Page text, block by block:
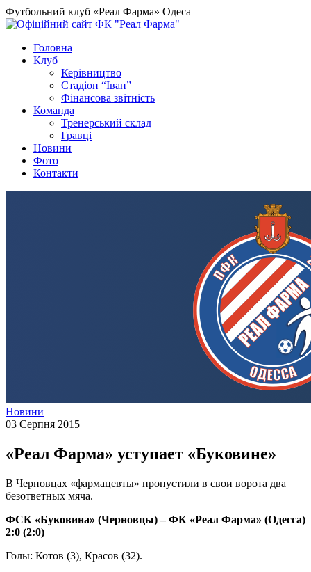
Футбольний клуб «Реал Фарма» Одеса
Головна
Клуб
Керівництво
Стадіон “Іван”
Фінансова звітність
Команда
Тренерський склад
Гравці
Новини
Фото
Контакти
Новини
03 Серпня 2015
«Реал Фарма» уступает «Буковине»
В Черновцах «фармацевты» пропустили в свои ворота два
безответных мяча.
ФСК «Буковина» (Черновцы) – ФК «Реал Фарма» (Одесса)
2:0 (2:0)
Голы: Котов (3), Красов (32).